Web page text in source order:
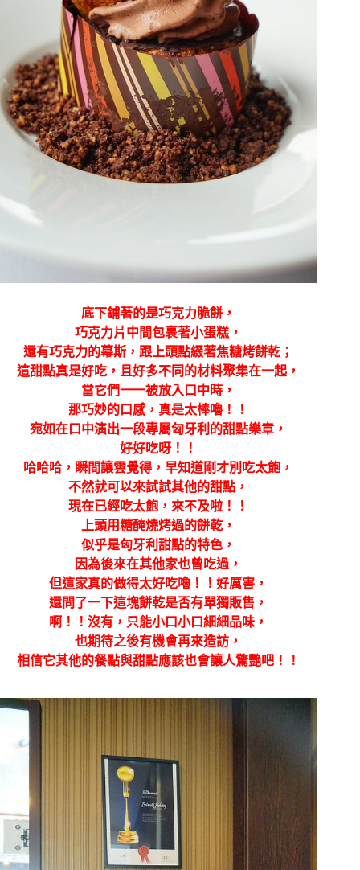
底下鋪著的是巧克力脆餅，
巧克力片中間包裹著小蛋糕，
還有巧克力的幕斯，跟上頭點綴著焦糖烤餅乾；
這甜點真是好吃，且好多不同的材料聚集在一起，
當它們一一被放入口中時，
那巧妙的口感，真是太棒嚕！！
宛如在口中演出一段專屬匈牙利的甜點樂章，
好好吃呀！！
哈哈哈，瞬間讓雲覺得，早知道剛才別吃太飽，
不然就可以來試試其他的甜點，
現在已經吃太飽，來不及啦！！
上頭用糖醃燒烤過的餅乾，
似乎是匈牙利甜點的特色，
因為後來在其他家也曾吃過，
但這家真的做得太好吃嚕！！好厲害，
還問了一下這塊餅乾是否有單獨販售，
啊！！沒有，只能小口小口細細品味，
也期待之後有機會再來造訪，
相信它其他的餐點與甜點應該也會讓人驚艷吧！！